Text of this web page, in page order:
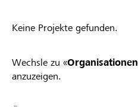
Keine Projekte gefunden.
Wechsle zu «Organisationen
anzuzeigen.